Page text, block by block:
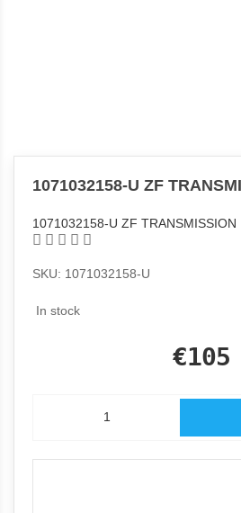
1071032158-U ZF
1071032158-U ZF TRANSMISSION
SKU: 1071032158-U
In stock
€105